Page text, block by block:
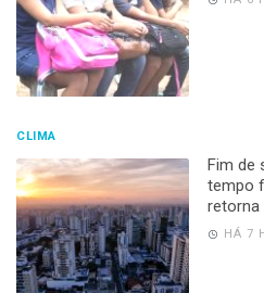
CLIMA
Fim de
tempo
retorna
HÁ 7